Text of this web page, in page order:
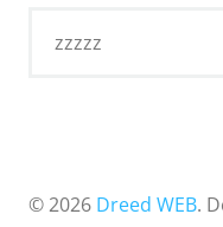
zzzzz
© 2026 Dreed WEB.